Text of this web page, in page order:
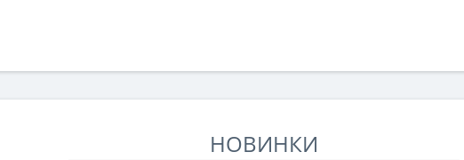
НОВИНКИ